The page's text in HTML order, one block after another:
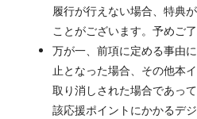
履行が行えない場合、特典
ことがございます。予めご了
万が一、前項に定める事由
止となった場合、その他本
取り消しされた場合であっ
該応援ポイントにかかるデ